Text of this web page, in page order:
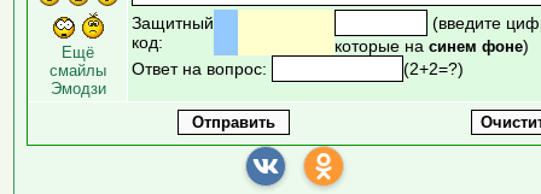
Ещё
смайлы
Эмодзи
Защитный
код:
(введите
которые на синем фоне)
Ответ на вопрос:
(2+2=?)